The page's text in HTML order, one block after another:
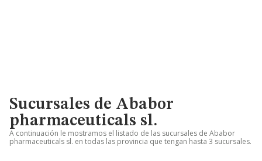
Sucursales de Ababor
pharmaceuticals sl.
A continuación le mostramos el listado de las sucursales de Ababor
pharmaceuticals sl. en todas las provincia que tengan hasta 3 sucursales.